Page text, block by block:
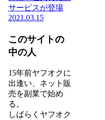
サービスが登場
2021.03.15
このサイトの
中の人
15年前ヤフオクに
出逢い、ネット販
売を副業で始め
る。
しばらくヤフオク